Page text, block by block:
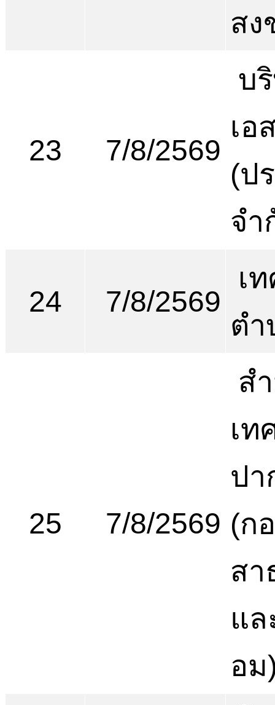
สง
23 7/8/2569
บ
เอ
(ป
จำ
24 7/8/2569
เ
ตำ
25 7/8/2569
ส
เท
ปา
(ก
ส
แล
อม